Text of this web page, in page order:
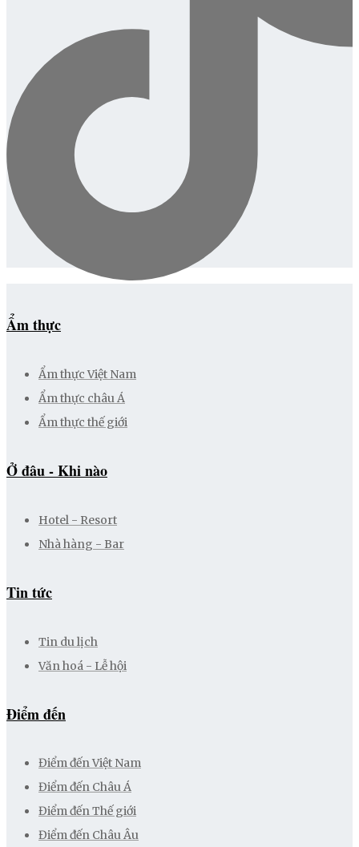
Ẩm thực
Ẩm thực Việt Nam
Ẩm thực châu Á
Ẩm thực thế giới
Ở đâu - Khi nào
Hotel - Resort
Nhà hàng - Bar
Tin tức
Tin du lịch
Văn hoá - Lễ hội
Điểm đến
Điểm đến Việt Nam
Điểm đến Châu Á
Điểm đến Thế giới
Điểm đến Châu Âu